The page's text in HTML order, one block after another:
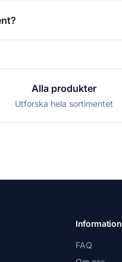
Alla produkter
Utforska hela sortimentet
Information
FAQ